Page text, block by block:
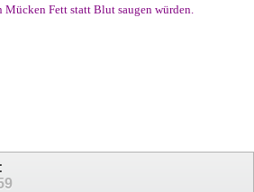
Mücken Fett statt Blut saugen würden.
: